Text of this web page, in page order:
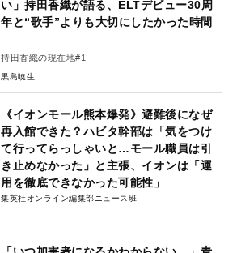
い」持田香織が語る、ELTデビュー30周
年と“歌手”よりも大切にしたかった時間
持田香織の現在地#1
黒島暁生
《イオンモール熊本爆発》避難後になぜ
再入館できた？ハビタ幹部は「気をつけ
て行ってらっしゃいと…モール職員は引
き止めなかった」と主張、イオンは「運
用を徹底できなかった可能性」
集英社オンライン編集部ニュース班